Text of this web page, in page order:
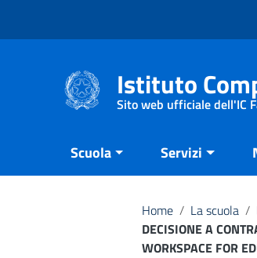
Istituto
Sito web ufficiale dell'IC
Scuola Servizi
Home / La scuola /
DECISIONE A
WORKSPACE FOR